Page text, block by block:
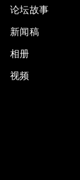
论坛故事
新闻稿
相册
视频